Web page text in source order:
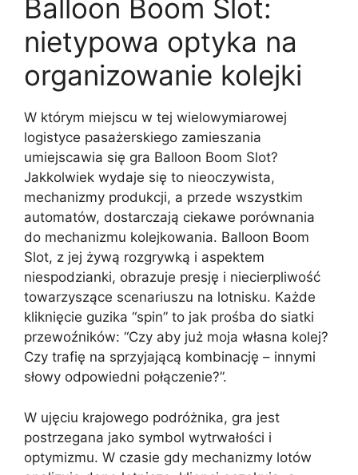
Balloon Boom Slot:
nietypowa optyka na
organizowanie kolejki
W którym miejscu w tej wielowymiarowej
logistyce pasażerskiego zamieszania
umiejscawia się gra Balloon Boom Slot?
Jakkolwiek wydaje się to nieoczywista,
mechanizmy produkcji, a przede wszystkim
automatów, dostarczają ciekawe porównania
do mechanizmu kolejkowania. Balloon Boom
Slot, z jej żywą rozgrywką i aspektem
niespodzianki, obrazuje presję i niecierpliwość
towarzyszące scenariuszu na lotnisku. Każde
kliknięcie guzika “spin” to jak prośba do siatki
przewoźników: “Czy aby już moja własna kolej?
Czy trafię na sprzyjającą kombinację – innymi
słowy odpowiedni połączenie?”.
W ujęciu krajowego podróżnika, gra jest
postrzegana jako symbol wytrwałości i
optymizmu. W czasie gdy mechanizmy lotów